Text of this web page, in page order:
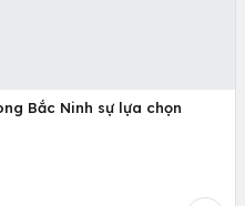
Bắc Ninh sự lựa chọn